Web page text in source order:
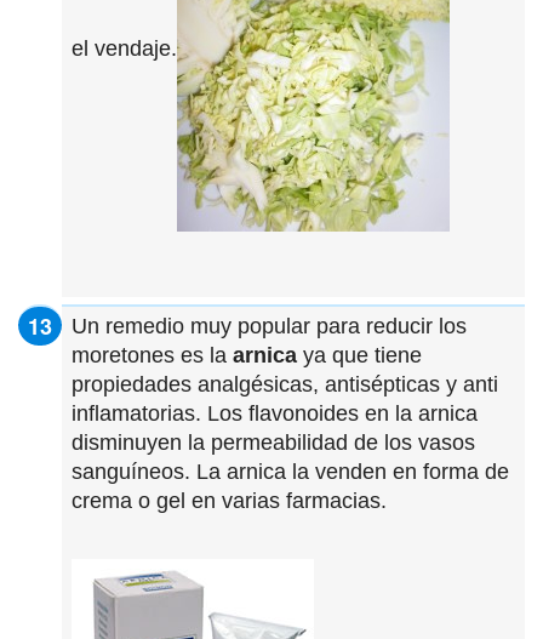
el vendaje.
Un remedio muy popular para reducir los
moretones es la arnica ya que tiene
propiedades analgésicas, antisépticas y anti
inflamatorias. Los flavonoides en la arnica
disminuyen la permeabilidad de los vasos
sanguíneos. La arnica la venden en forma de
crema o gel en varias farmacias.